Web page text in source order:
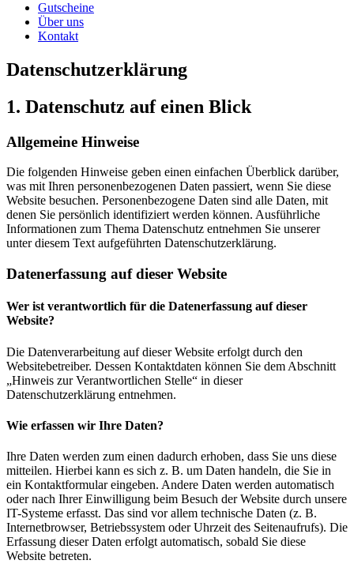
Gutscheine
Über uns
Kontakt
Datenschutz­erklärung
1. Datenschutz auf einen Blick
Allgemeine Hinweise
Die folgenden Hinweise geben einen einfachen Überblick darüber,
was mit Ihren personenbezogenen Daten passiert, wenn Sie diese
Website besuchen. Personenbezogene Daten sind alle Daten, mit
denen Sie persönlich identifiziert werden können. Ausführliche
Informationen zum Thema Datenschutz entnehmen Sie unserer
unter diesem Text aufgeführten Datenschutzerklärung.
Datenerfassung auf dieser Website
Wer ist verantwortlich für die Datenerfassung auf dieser
Website?
Die Datenverarbeitung auf dieser Website erfolgt durch den
Websitebetreiber. Dessen Kontaktdaten können Sie dem Abschnitt
„Hinweis zur Verantwortlichen Stelle“ in dieser
Datenschutzerklärung entnehmen.
Wie erfassen wir Ihre Daten?
Ihre Daten werden zum einen dadurch erhoben, dass Sie uns diese
mitteilen. Hierbei kann es sich z. B. um Daten handeln, die Sie in
ein Kontaktformular eingeben. Andere Daten werden automatisch
oder nach Ihrer Einwilligung beim Besuch der Website durch unsere
IT-Systeme erfasst. Das sind vor allem technische Daten (z. B.
Internetbrowser, Betriebssystem oder Uhrzeit des Seitenaufrufs). Die
Erfassung dieser Daten erfolgt automatisch, sobald Sie diese
Website betreten.